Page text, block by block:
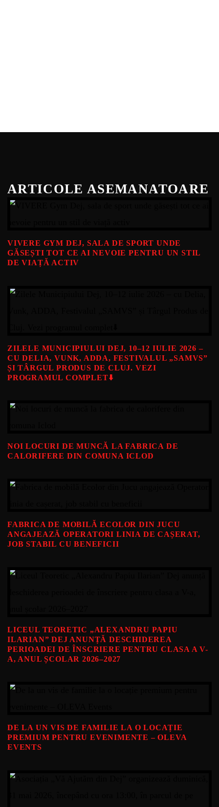
ARTICOLE ASEMANATOARE
VIVERE GYM DEJ, SALA DE SPORT UNDE
GĂSEȘTI TOT CE AI NEVOIE PENTRU UN STIL
DE VIAȚĂ ACTIV
ZILELE MUNICIPIULUI DEJ, 10–12 IULIE 2026 –
CU DELIA, VUNK, ADDA, FESTIVALUL „SAMVS”
ȘI TÂRGUL PRODUS DE CLUJ. VEZI
PROGRAMUL COMPLET⬇️
NOI LOCURI DE MUNCĂ LA FABRICA DE
CALORIFERE DIN COMUNA ICLOD
FABRICA DE MOBILĂ ECOLOR DIN JUCU
ANGAJEAZĂ OPERATORI LINIA DE CAȘERAT,
JOB STABIL CU BENEFICII
LICEUL TEORETIC „ALEXANDRU PAPIU
ILARIAN” DEJ ANUNȚĂ DESCHIDEREA
PERIOADEI DE ÎNSCRIERE PENTRU CLASA A V-
A, ANUL ȘCOLAR 2026–2027
DE LA UN VIS DE FAMILIE LA O LOCAȚIE
PREMIUM PENTRU EVENIMENTE – OLEVA
EVENTS